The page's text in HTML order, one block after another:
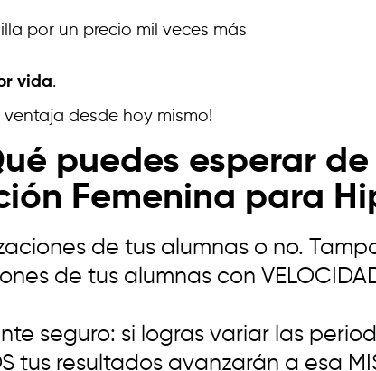
por un precio mil veces más
vida.
desde hoy mismo!
puedes esperar
Femenina para
de tus alumnas o no.
de tus alumnas con
seguro: si logras variar las
tus resultados avanzarán a esa